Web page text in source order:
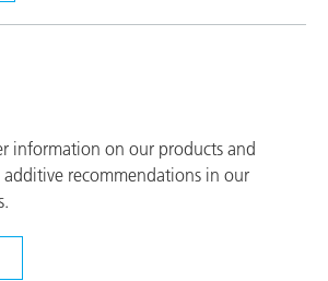
information on our products and
recommendations in our